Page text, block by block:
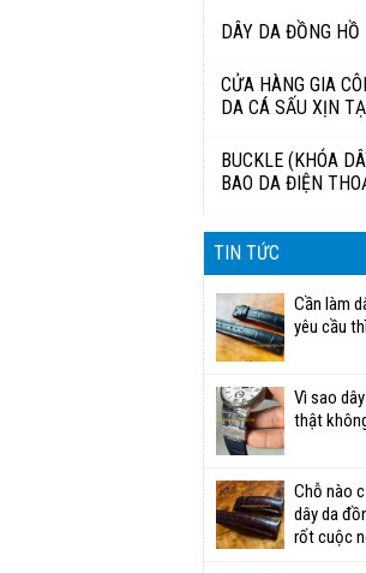
DÂY DA ĐỒNG HỒ
CỬA HÀNG GIA
DA CÁ SẤU XỊN
BUCKLE (KHÓA
BAO DA ĐIỆN
TIN TỨC
Cần làm
yêu cầu
Vì sao
thật
Chỗ nào
dây da
rốt cuộc